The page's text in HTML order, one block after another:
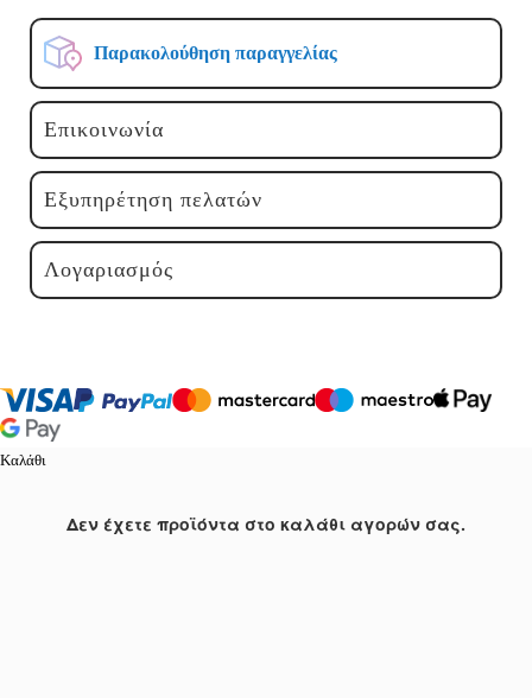
Παρακολούθηση παραγγελίας
Επικοινωνία
Εξυπηρέτηση πελατών
Λογαριασμός
Καλάθι
Δεν έχετε προϊόντα στο καλάθι αγορών σας.